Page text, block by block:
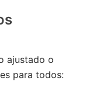
ajustado o
para todos: